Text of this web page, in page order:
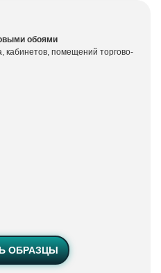
обоями
кабинетов, помещений торгово-
ОБРАЗЦЫ